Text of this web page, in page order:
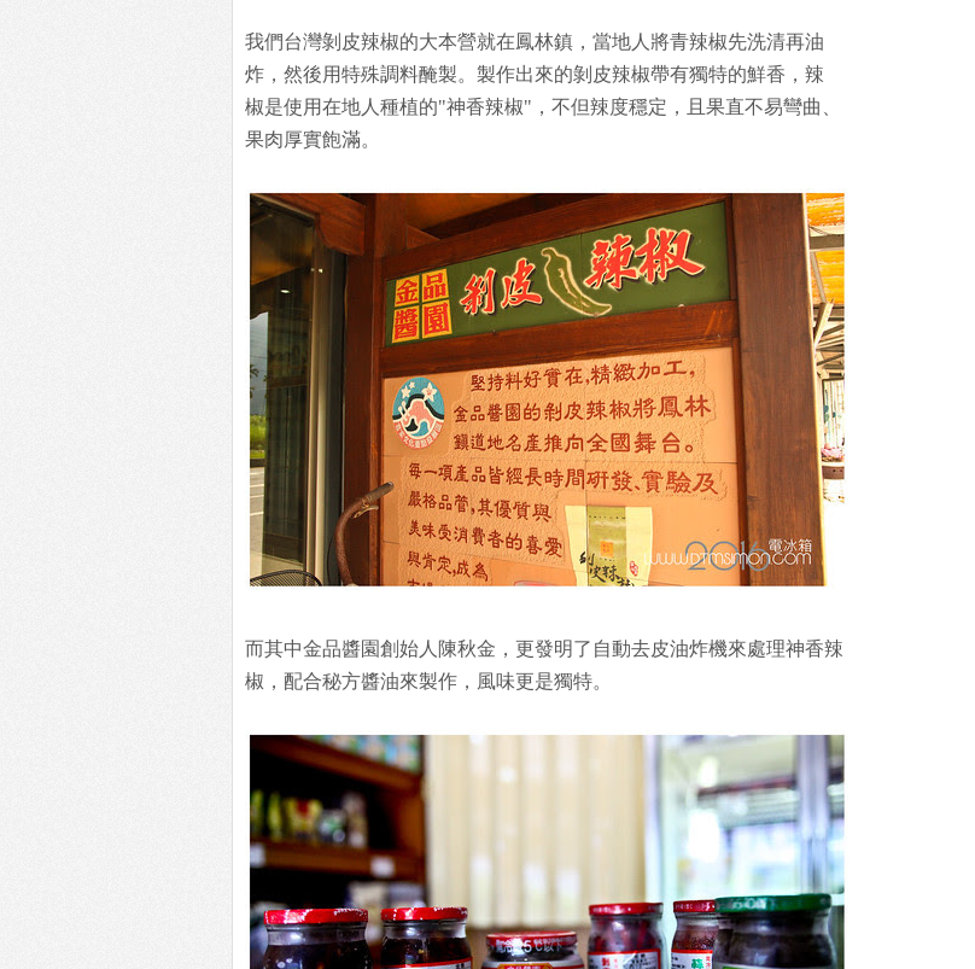
我們台灣剝皮辣椒的大本營就在鳳林鎮，當地人將青辣椒先洗清再油
炸，然後用特殊調料醃製。製作出來的剝皮辣椒帶有獨特的鮮香，辣
椒是使用在地人種植的"神香辣椒"，不但辣度穩定，且果直不易彎曲、
果肉厚實飽滿。
而其中金品醬園創始人陳秋金，更發明了自動去皮油炸機來處理神香辣
椒，配合秘方醬油來製作，風味更是獨特。